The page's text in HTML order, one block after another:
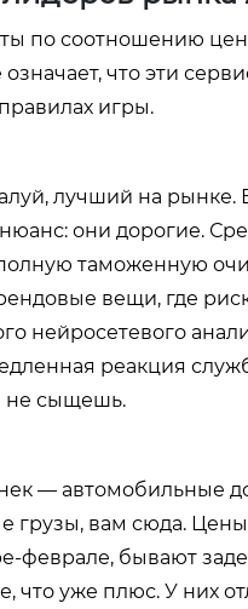
по соотношению
что эти
игры.
лучший на рынке.
они дорогие.
таможенную
вещи, где
нейросетевого
реакция
не сыщешь.
— автомобильные
грузы, вам сюда.
феврале, бывают
что уже плюс. У них